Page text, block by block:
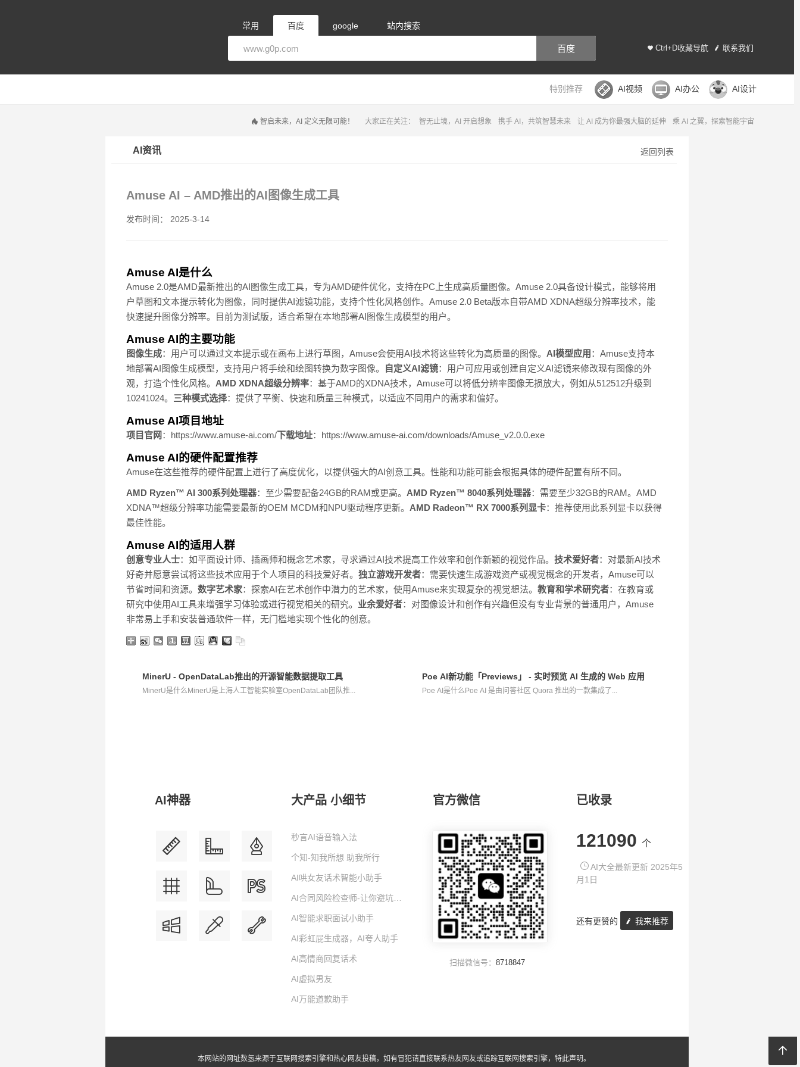
常用 百度 google 站内搜索
Ctrl+D收藏导航 联系我们
百度
特别推荐 AI视频 AI办公 AI设计
大家正在关注： 智无止境，AI 开启想象 携手 AI，共筑智慧未来 让 AI 成为你最强大脑的延伸 乘 AI 之翼，探索智能宇宙
智启未来，AI 定义无限可能！
返回列表
AI资讯
Amuse AI – AMD推出的AI图像生成工具
发布时间： 2025-3-14
Amuse AI是什么
Amuse 2.0是AMD最新推出的AI图像生成工具，专为AMD硬件优化，支持在PC上生成高质量图像。Amuse 2.0具备设计模式，能够将用
户草图和文本提示转化为图像，同时提供AI滤镜功能，支持个性化风格创作。Amuse 2.0 Beta版本自带AMD XDNA超级分辨率技术，能
快速提升图像分辨率。目前为测试版，适合希望在本地部署AI图像生成模型的用户。
Amuse AI的主要功能
图像生成：用户可以通过文本提示或在画布上进行草图，Amuse会使用AI技术将这些转化为高质量的图像。 AI模型应用 ：Amuse支持本
地部署AI图像生成模型，支持用户将手绘和绘图转换为数字图像。
自定义AI滤镜：用户可应用或创建自定义AI滤镜来修改现有图像的外
观，打造个性化风格。 AMD XDNA超级分辨率：基于AMD的XDNA技术，Amuse可以将低分辨率图像无损放大，例如从512512升级到
10241024。 三种模式选择：提供了平衡、快速和质量三种模式，以适应不同用户的需求和偏好。
Amuse AI项目地址
项目官网 ：https://www.amuse-ai.com/下载地址：https://www.amuse-ai.com/downloads/Amuse_v2.0.0.exe
Amuse AI的硬件配置推荐
Amuse在这些推荐的硬件配置上进行了高度优化，以提供强大的AI创意工具。性能和功能可能会根据具体的硬件配置有所不同。
AMD Ryzen™ AI 300系列处理器：至少需要配备24GB的RAM或更高。 AMD Ryzen™ 8040系列处理器：需要至少32GB的RAM。AMD
XDNA™超级分辨率功能需要最新的OEM MCDM和NPU驱动程序更新。 AMD Radeon™ RX 7000系列显卡：推荐使用此系列显卡以获得
最佳性能。
Amuse AI的适用人群
创意专业人士：如平面设计师、插画师和概念艺术家，寻求通过AI技术提高工作效率和创作新颖的视觉作品。 技术爱好者：对最新AI技术
好奇并愿意尝试将这些技术应用于个人项目的科技爱好者。 独立游戏开发者：需要快速生成游戏资产或视觉概念的开发者，Amuse可以
节省时间和资源。 数字艺术家：探索AI在艺术创作中潜力的艺术家，使用Amuse来实现复杂的视觉想法。 教育和学术研究者：在教育或
研究中使用AI工具来增强学习体验或进行视觉相关的研究。 业余爱好者：对图像设计和创作有兴趣但没有专业背景的普通用户，Amuse
非常易上手和安装普通软件一样，无门槛地实现个性化的创意。
MinerU - OpenDataLab推出的开源智能数据提取工具
MinerU是什么MinerU是上海人工智能实验室OpenDataLab团队推...
Poe AI新功能「Previews」 - 实时预览 AI 生成的 Web 应用
Poe AI是什么Poe AI 是由问答社区 Quora 推出的一款集成了...
AI神器 大产品 小细节
秒言AI语音输入法
个知-知我所想 助我所行
AI哄女友话术智能小助手
AI智能求职面试小助手
AI彩虹屁生成器，AI夸人助手
AI高情商回复话术
AI虚拟男友
AI万能道歉助手
官方微信
扫描微信号： 8718847
已收录
121090 个
AI大全最新更新 2025年5
月1日
还有更赞的 我来推荐
本网站的网址数氢来源于互联网搜索引擎和热心网友投稿，如有冒犯请直接联系热友网友或追踪互联网搜索引擎，特此声明。